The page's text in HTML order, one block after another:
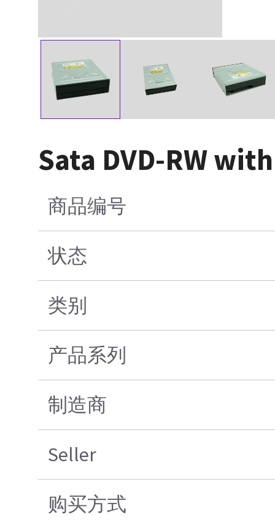
Sata DVD-RW
商品编号
状态
类别
产品系列
制造商
Seller
购买方式